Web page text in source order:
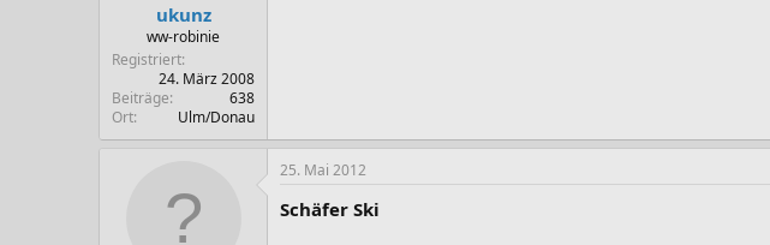
ukunz
ww-robinie
Registriert
24. März 2008
Beiträge
638
Ort
Ulm/Donau
25. Mai 2012
Schäfer Ski